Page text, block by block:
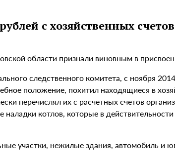
с хозяйственных счетов
области признали виновным в
следственного комитета, с ноября
положение, похитил находящиеся в
перечислял их с расчетных счетов
котлов, которые в
участки, нежилые здания, автомобиль и